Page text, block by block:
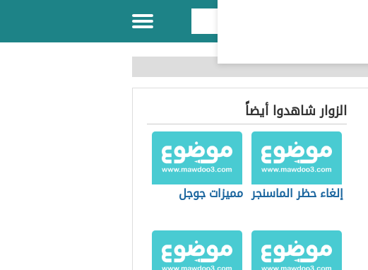
الزوار شاهدوا أيضاً
إلغاء حظر الماسنجر مميزات جوجل